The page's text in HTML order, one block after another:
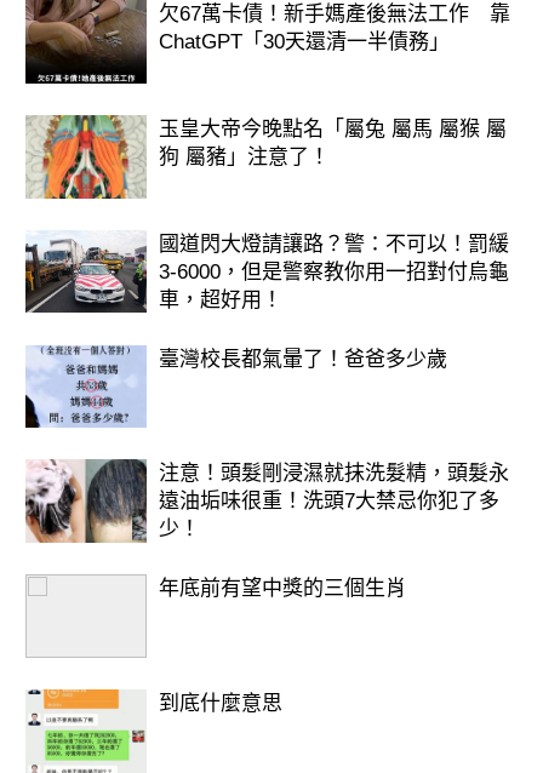
欠67萬卡債！新手媽產後無法工作 靠
ChatGPT「30天還清一半債務」
玉皇大帝今晚點名「屬兔 屬馬 屬猴 屬
狗 屬豬」注意了！
國道閃大燈請讓路？警：不可以！罰緩
3-6000，但是警察教你用一招對付烏龜
車，超好用！
臺灣校長都氣暈了！爸爸多少歲
注意！頭髮剛浸濕就抹洗髮精，頭髮永
遠油垢味很重！洗頭7大禁忌你犯了多
少！
年底前有望中獎的三個生肖
到底什麼意思